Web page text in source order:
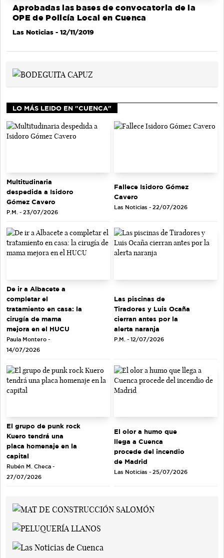
Aprobadas las bases de convocatoria de la
OPE de Policía Local en Cuenca
Las Noticias - 12/11/2019
LO MÁS LEIDO EN "CUENCA"
Multitudinaria
despedida a Isidoro
Gómez Cavero
P.M. - 23/07/2026
Fallece Isidoro Gómez
Cavero
Las Noticias - 22/07/2026
De ir a Albacete a
completar el
tratamiento en casa: la
cirugía de mama
mejora en el HUCU
Paula Montero -
14/07/2026
Las piscinas de
Tiradores y Luis Ocaña
cierran antes por la
alerta naranja
P.M. - 12/07/2026
El grupo de punk rock
Kuero tendrá una
placa homenaje en la
capital
Rubén M. Checa -
27/07/2026
El olor a humo que
llega a Cuenca
procede del incendio
de Madrid
Las Noticias - 25/07/2026